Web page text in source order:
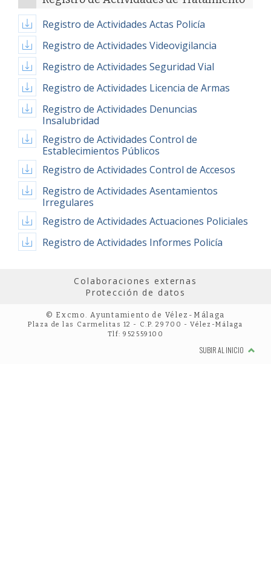
Registro de Actividades Actas Policía
Registro de Actividades Videovigilancia
Registro de Actividades Seguridad Vial
Registro de Actividades Licencia de Armas
Registro de Actividades Denuncias
Insalubridad
Registro de Actividades Control de
Establecimientos Públicos
Registro de Actividades Control de Accesos
Registro de Actividades Asentamientos
Irregulares
Registro de Actividades Actuaciones Policiales
Registro de Actividades Informes Policía
Colaboraciones externas
Protección de datos
© Excmo. Ayuntamiento de Vélez-Málaga
Plaza de las Carmelitas 12 - C.P. 29700 - Vélez-Málaga
Tlf: 952559100
SUBIR AL INICIO